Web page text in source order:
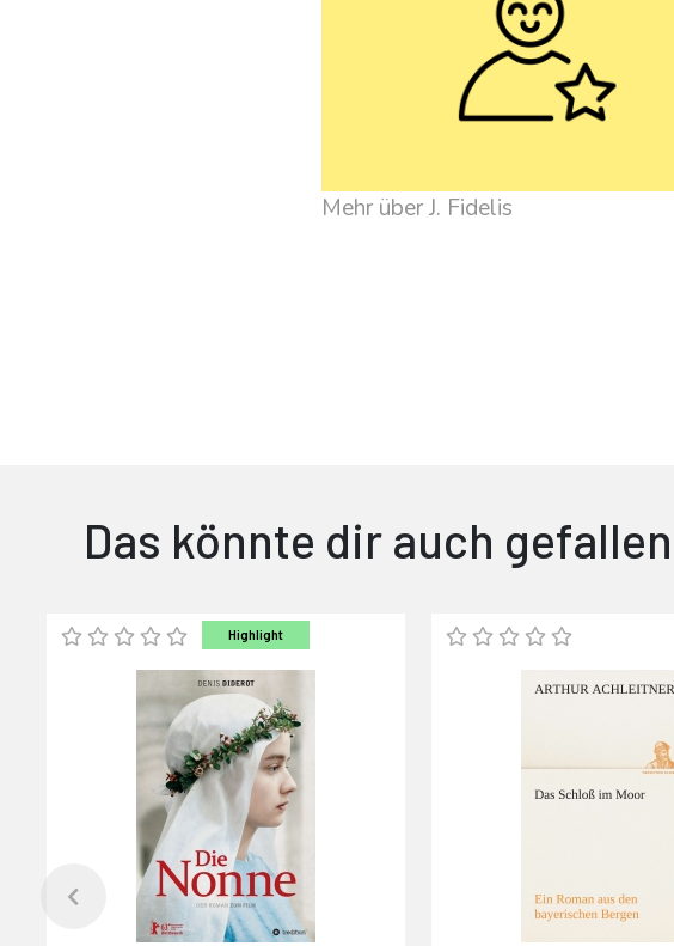
Mehr über J. Fidelis
Das könnte dir auch gefallen
Highlight